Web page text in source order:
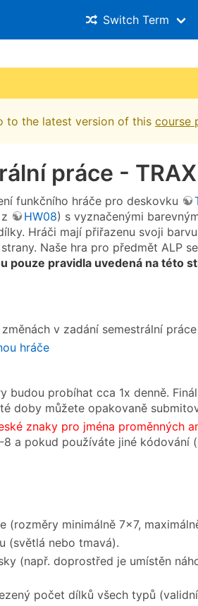
Switch Term
to the latest version of this course
práce -
funkčního hráče pro deskovku
HW08) s vyznačenými
Hráči mají přiřazenu svoji
Naše hra pro předmět ALP
pouze pravidla uvedená na této
v zadání semestrální
hráče
budou probíhat cca 1x denně.
doby můžete opakovaně
znaky pro jména proměnných
a pokud používáte jiné kódování
(rozměry minimálně 7×7,
(světlá nebo tmavá).
(např. doprostřed je umístěn
počet dílků všech typů (validní